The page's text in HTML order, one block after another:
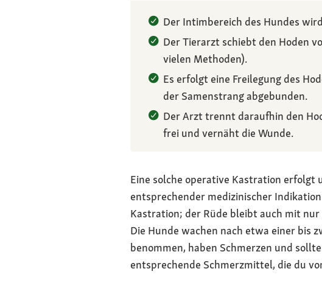
Der Intimbereich des Hundes
Der Tierarzt schiebt den Hoden
vielen Methoden).
Es erfolgt eine Freilegung des
der Samenstrang abgebunden.
Der Arzt trennt daraufhin den
frei und vernäht die Wunde.
Eine solche operative Kastration erfolgt
entsprechender medizinischer
Kastration; der Rüde bleibt auch mit nur
Die Hunde wachen nach etwa einer bis
benommen, haben Schmerzen und
entsprechende Schmerzmittel, die du